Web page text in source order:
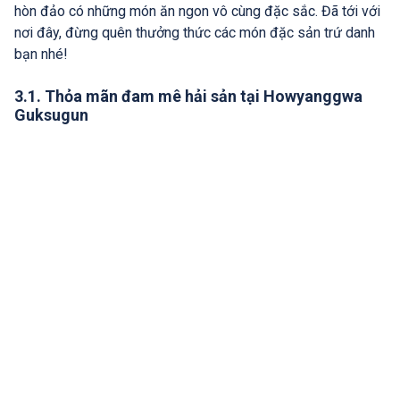
hòn đảo có những món ăn ngon vô cùng đặc sắc. Đã tới với
nơi đây, đừng quên thưởng thức các món đặc sản trứ danh
bạn nhé!
3.1. Thỏa mãn đam mê hải sản tại Howyanggwa
Guksugun